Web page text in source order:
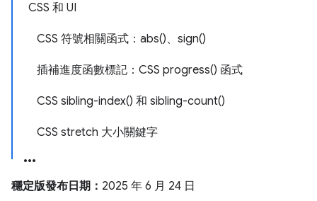
CSS 和 UI
CSS 符號相關函式：abs()、sign()
插補進度函數標記：CSS progress() 函式
CSS sibling-index() 和 sibling-count()
CSS stretch 大小關鍵字
穩定版發布日期： 2025 年 6 月 24 日